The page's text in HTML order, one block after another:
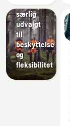
og
respekterede
ambassadører
blandt
de
bedste
skov- og
særlig
udvalgt
til
beskyttelse
og
fleksibilitet